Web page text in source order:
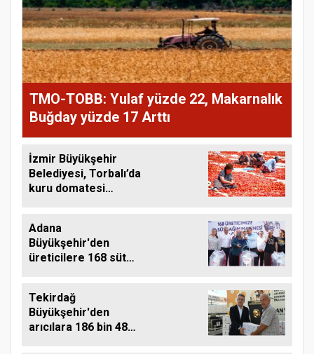
TMO-TOBB: Yulaf yüzde 22, Makarnalık
Buğday yüzde 17 Arttı
İzmir Büyükşehir
Belediyesi, Torbalı’da
kuru domatesi
Adana
Büyükşehir'den
üreticilere 168 süt
Tekirdağ
Büyükşehir'den
arıcılara 186 bin 480